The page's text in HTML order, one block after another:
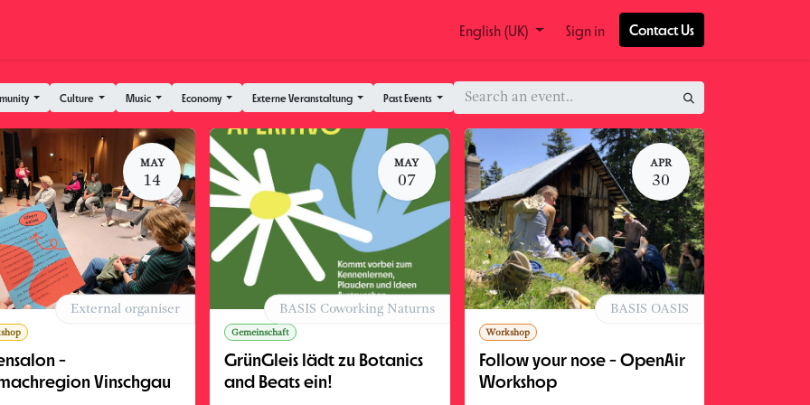
English (UK) Sign in Contact Us
Culture Music Economy Externe Veranstaltung Past Events
MAY
14
-
Vinschgau
External organiser
MAY
07
Gemeinschaft
GrünGleis lädt zu Botanics
and Beats ein!
BASIS Coworking Naturns
APR
30
Workshop
Follow your nose - OpenAir
Workshop
BASIS OASIS